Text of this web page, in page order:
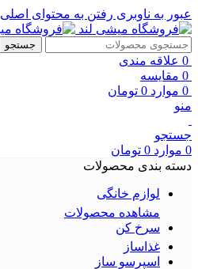
عبور به ناوبری رفتن به محتوای اصلی
جستجو
0 علاقه مندی
0 مقایسه
0 موارد 0 تومان
منو
جستجو
0 موارد 0 تومان
دسته بندی محصولات
لوازم خانگی
مشاهده محصولات
سرخ کن
غذاساز
اسپرسو ساز